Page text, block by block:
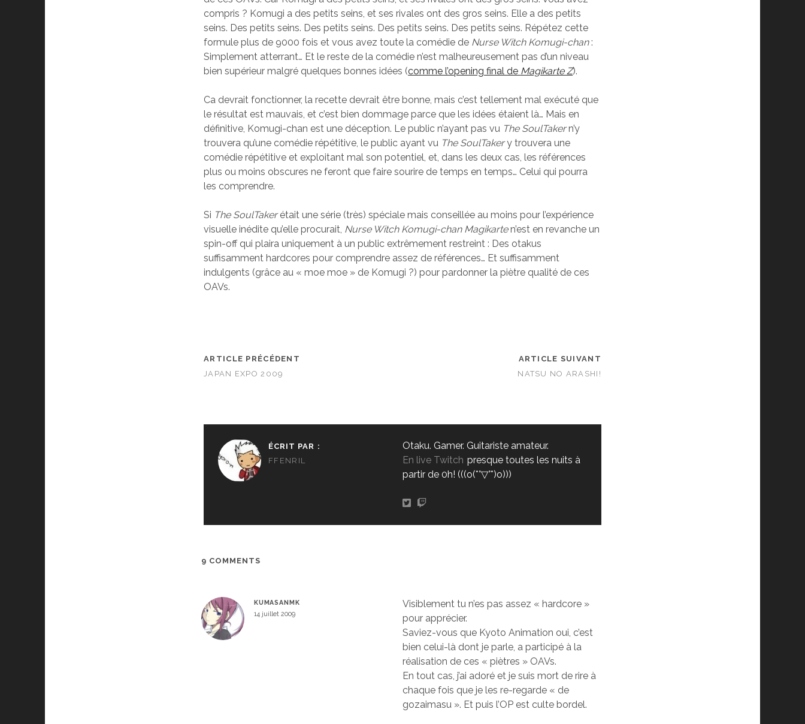
compris ? Komugi a des petits seins, et ses rivales ont des gros seins. Elle a des petits
seins. Des petits seins. Des petits seins. Des petits seins. Des petits seins. Répétez cette
formule plus de 9000 fois et vous avez toute la comédie de Nurse Witch Komugi-chan:
Simplement atterrant… Et le reste de la comédie n’est malheureusement pas d’un niveau
bien supérieur malgré quelques bonnes idées (comme l’opening final de Magikarte Z).
Ca devrait fonctionner, la recette devrait être bonne, mais c’est tellement mal exécuté que
le résultat est mauvais, et c’est bien dommage parce que les idées étaient là… Mais en
définitive, Komugi-chan est une déception. Le public n’ayant pas vu The SoulTakern’y
trouvera qu’une comédie répétitive, le public ayant vu The SoulTakery trouvera une
comédie répétitive et exploitant mal son potentiel, et, dans les deux cas, les références
plus ou moins obscures ne feront que faire sourire de temps en temps… Celui qui pourra
les comprendre.
Si The SoulTakerétait une série (très) spéciale mais conseillée au moins pour l’expérience
visuelle inédite qu’elle procurait, Nurse Witch Komugi-chan Magikarten’est en revanche un
spin-off qui plaira uniquement à un public extrêmement restreint : Des otakus
suffisamment hardcores pour comprendre assez de références… Et suffisamment
indulgents (grâce au « moe moe » de Komugi ?) pour pardonner la piètre qualité de ces
OAVs.
ARTICLE PRÉCÉDENT
JAPAN EXPO 2009
ARTICLE SUIVANT
NATSU NO ARASHI!
ÉCRIT PAR :
FFENRIL
Otaku. Gamer. Guitariste amateur.
En live Twitch presque toutes les nuits à
partir de 0h! (((o(*°▽°*)o)))
9 COMMENTS
KUMASANMK
14 juillet 2009
Visiblement tu n’es pas assez « hardcore »
pour apprécier.
Saviez-vous que Kyoto Animation oui, c’est
bien celui-là dont je parle, a participé à la
réalisation de ces « piètres » OAVs.
En tout cas, j’ai adoré et je suis mort de rire à
chaque fois que je les re-regarde « de
gozaimasu ». Et puis l’OP est culte bordel.